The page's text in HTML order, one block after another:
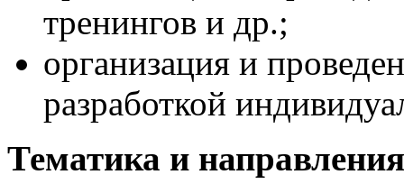
тренингов и др.;
организация и
разработкой
Тематика и